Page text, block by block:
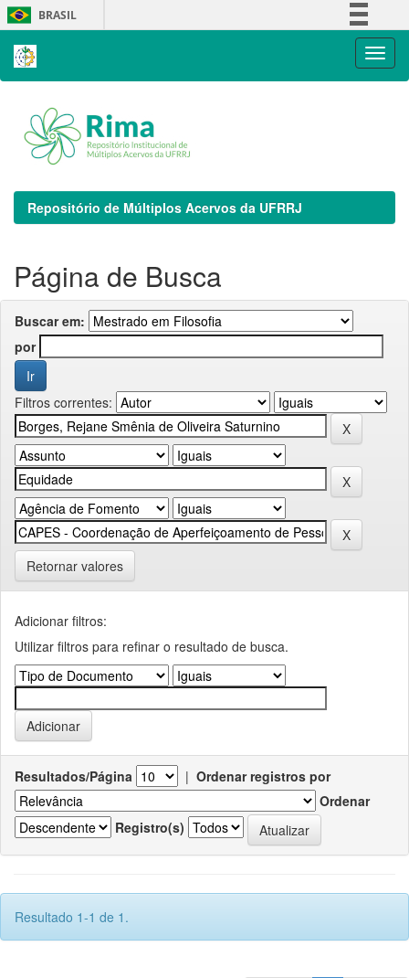
Skip
navigation
BRASIL
Repositório de Múltiplos Acervos da UFRRJ
Página de Busca
Buscar em:
por
Filtros correntes:
Retornar valores
Adicionar filtros:
Utilizar filtros para refinar o resultado de busca.
Resultados/Página | Ordenar registros por
Ordenar
Registro(s)
Resultado 1-1 de 1.